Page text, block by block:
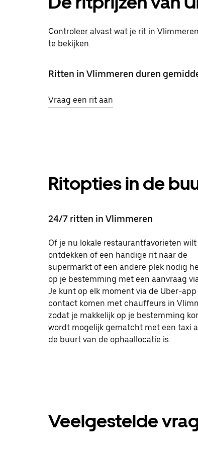
Controleer alvast wat je rit in
te bekijken.
Ritten in Vlimmeren duren
Vraag een rit aan
Ritopties in de
24/7 ritten in Vlimmeren
Of je nu lokale restaurantfavorieten wilt
ontdekken of een handige rit naar de
supermarkt of een andere plek nodig
op je bestemming met een aanvraag
Je kunt op elk moment via de Uber-app
contact komen met chauffeurs in
zodat je makkelijk op je bestemming
wordt mogelijk gematcht met een taxi
de buurt van de ophaallocatie is.
Veelgestelde